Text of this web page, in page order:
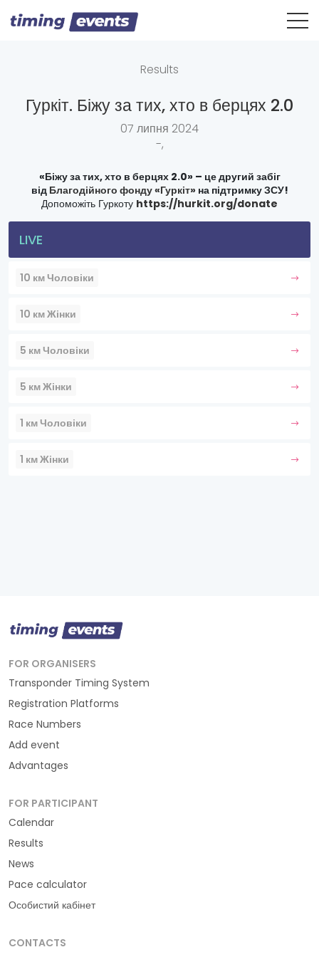
Results
Гуркіт. Біжу за тих, хто в берцях 2.0
07 липня 2024
-,
«Біжу за тих, хто в берцях 2.0» – це другий забіг
від Благодійного фонду «Гуркіт»на підтримку ЗСУ!
Допоможіть Гуркоту https://hurkit.org/donate
LIVE
10 км Чоловіки
10 км Жінки
5 км Чоловіки
5 км Жінки
1 км Чоловіки
1 км Жінки
FOR ORGANISERS
Transponder Timing System
Registration Platforms
Race Numbers
Add event
Advantages
FOR PARTICIPANT
Calendar
Results
News
Pace calculator
Особистий кабінет
CONTACTS